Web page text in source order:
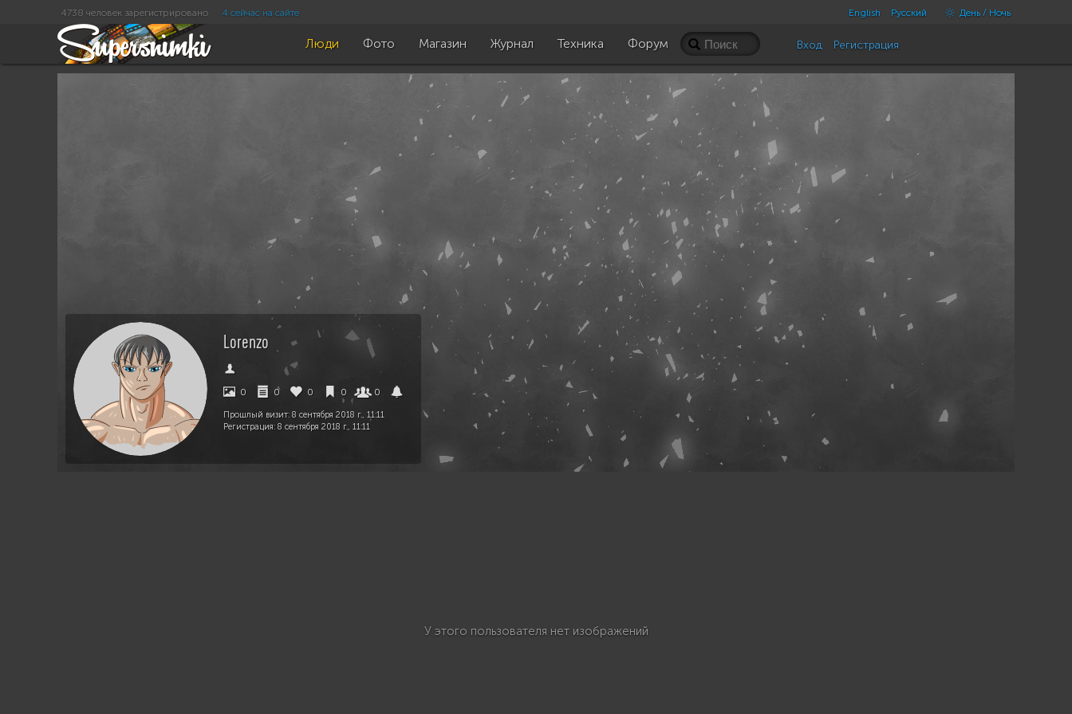
English Русский День / Ночь
4738 человек зарегистрировано 4 сейчас на сайте
Люди Фото Магазин Журнал Техника Форум Вход Регистрация
Lorenzo
0 0 0 0 0
Прошлый визит: 8 сентября 2018 г., 11:11
Регистрация: 8 сентября 2018 г., 11:11
У этого пользователя нет изображений